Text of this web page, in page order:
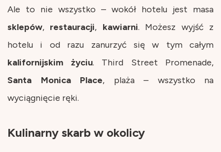
Ale to nie wszystko – wokół hotelu jest masa
sklepów, restauracji, kawiarni. Możesz wyjść z
hotelu i od razu zanurzyć się w tym całym
kalifornijskim
życiu. Third Street Promenade,
Santa
Monica Place, plaża – wszystko na
wyciągnięcie ręki.
Kulinarny skarb w okolicy